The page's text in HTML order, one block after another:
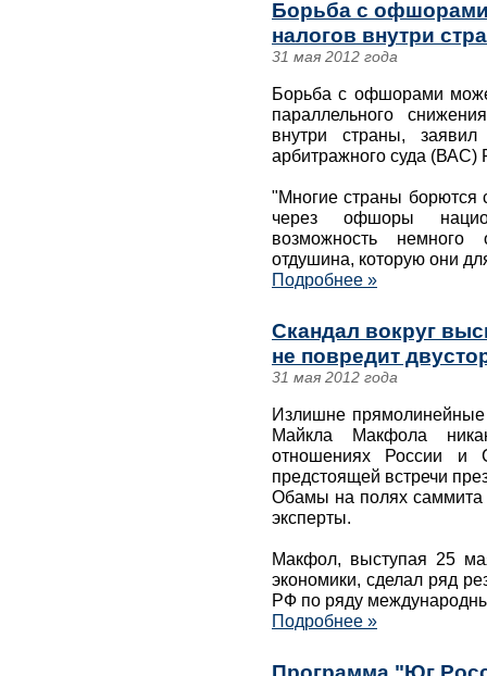
Борьба с
налогов внутри
31 мая 2012 года
Борьба с офшорами
параллельного
внутри страны,
арбитражного суда
"Многие страны
через офшоры
возможность немного
отдушина, которую они
Подробнее »
Скандал вокруг
не повредит
31 мая 2012 года
Излишне
Майкла Макфола
отношениях России
предстоящей встречи
Обамы на полях саммита
эксперты.
Макфол, выступая 25
экономики, сделал ряд
РФ по ряду
Подробнее »